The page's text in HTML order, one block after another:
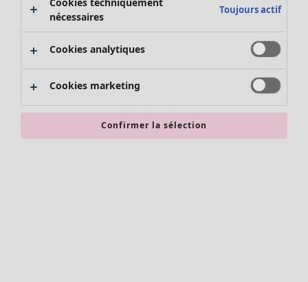
Promos SOLDES
Les promos de Gudrun Sjödén
Nouvel arrivage
Bonnes affaires en soldes - jusqu'à -70
nécessaires
Toujours actif
Cookies analytiques
Cookies marketing
Confirmer la sélection